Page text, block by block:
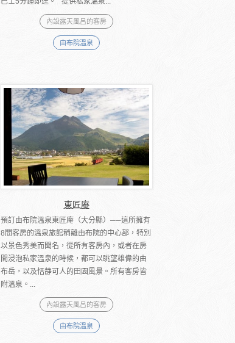
內設露天風呂的客房
由布院溫泉
東匠庵
預訂由布院溫泉東匠庵（大分縣）──這所擁有
8間客房的溫泉旅館稍離由布院的中心部，特別
以景色秀美而聞名，從所有客房內，或者在房
間浸泡私家溫泉的時候，都可以眺望雄偉的由
布岳，以及恬静可人的田園風景。所有客房皆
附溫泉。...
內設露天風呂的客房
由布院溫泉